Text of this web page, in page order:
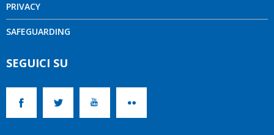
PRIVACY
SAFEGUARDING
SEGUICI SU